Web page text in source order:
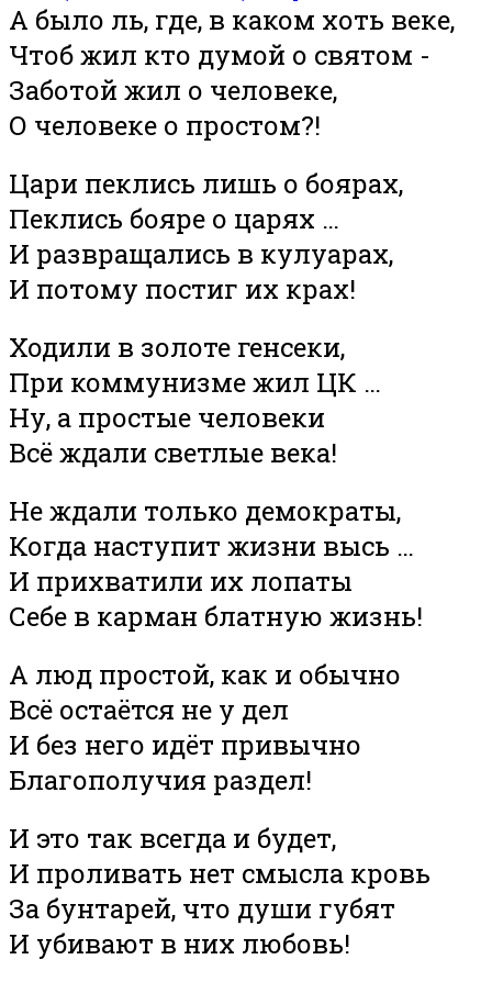
А было ль, где, в каком хоть веке,
Чтоб жил кто думой о святом -
Заботой жил о человеке,
О человеке о простом?!
Цари пеклись лишь о боярах,
Пеклись бояре о царях …
И развращались в кулуарах,
И потому постиг их крах!
Ходили в золоте генсеки,
При коммунизме жил ЦК …
Ну, а простые человеки
Всё ждали светлые века!
Не ждали только демократы,
Когда наступит жизни высь …
И прихватили их лопаты
Себе в карман блатную жизнь!
А люд простой, как и обычно
Всё остаётся не у дел
И без него идёт привычно
Благополучия раздел!
И это так всегда и будет,
И проливать нет смысла кровь
За бунтарей, что души губят
И убивают в них любовь!